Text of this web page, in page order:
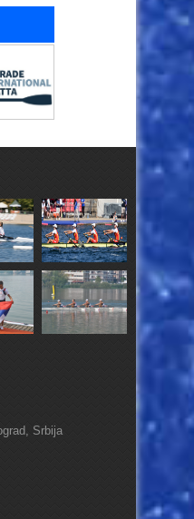
Srbija